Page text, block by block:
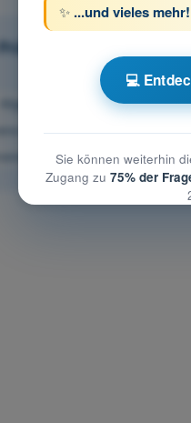
Luftfahrzeugkunde
Luftfahrzeugkunde
Luftfahrzeugkunde
✨ ...und vieles mehr!
💻
Sie können weiterhin
Zugang zu 75% der